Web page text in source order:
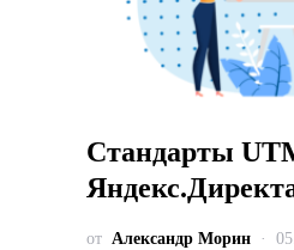
Стандарты
от Александр Морин